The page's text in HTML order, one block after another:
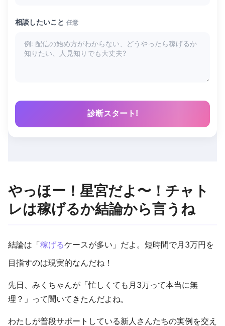
相談したいこと 任意
診断スタート!
やっほー！星宮だよ〜！チャト
レは稼げるか結論から言うね
結論は「稼げるケースが多い」だよ。短時間で月3万円を
目指すのは現実的なんだね！
先日、みくちゃんが「忙しくても月3万って本当に無
理？」って聞いてきたんだよね。
わたしが普段サポートしている新人さんたちの実例を交え